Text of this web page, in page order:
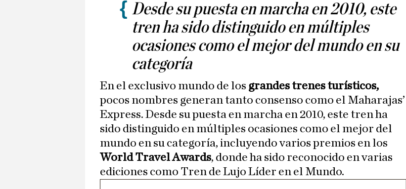
Desde su puesta en marcha en 2010, este
tren ha sido distinguido en múltiples
ocasiones como el mejor del mundo en su
categoría
En el exclusivo mundo de los grandes trenes turísticos,
pocos nombres generan tanto consenso como el Maharajas’
Express. Desde su puesta en marcha en 2010, este tren ha
sido distinguido en múltiples ocasiones como el mejor del
mundo en su categoría, incluyendo varios premios en los
World Travel Awards, donde ha sido reconocido en varias
ediciones como Tren de Lujo Líder en el Mundo.